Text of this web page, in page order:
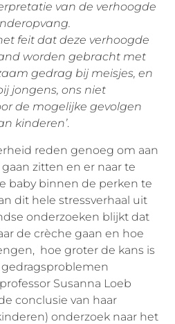
van de verhoogde
feit dat deze verhoogde
worden gebracht met
gedrag bij meisjes, en
jongens, ons niet
de mogelijke gevolgen
kinderen’.
reden genoeg om aan
zitten en er naar te
baby binnen de perken te
dit hele stressverhaal uit
onderzoeken blijkt dat
de crèche gaan en hoe
hoe groter de kans is
Susanna Loeb
conclusie van haar
onderzoek naar het